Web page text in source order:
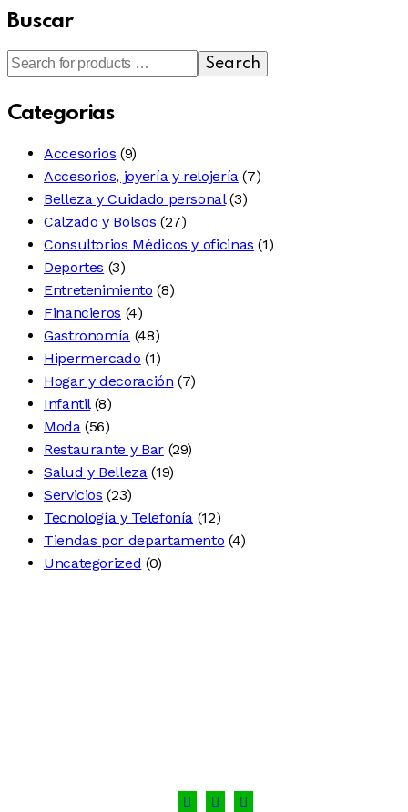
Buscar
Search
Categorias
Accesorios (9)
Accesorios, joyería y relojería (7)
Belleza y Cuidado personal (3)
Calzado y Bolsos (27)
Consultorios Médicos y oficinas (1)
Deportes (3)
Entretenimiento (8)
Financieros (4)
Gastronomía (48)
Hipermercado (1)
Hogar y decoración (7)
Infantil (8)
Moda (56)
Restaurante y Bar (29)
Salud y Belleza (19)
Servicios (23)
Tecnología y Telefonía (12)
Tiendas por departamento (4)
Uncategorized (0)